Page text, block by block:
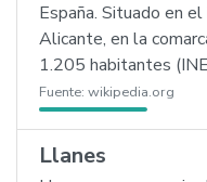
España. Situado en
Alicante, en la
1.205 habitantes
Fuente: wikipedia.org
Llanes